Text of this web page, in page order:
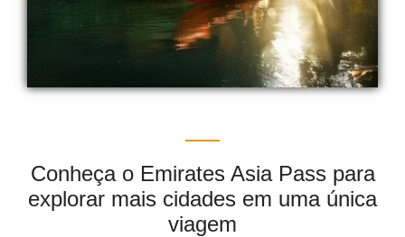
Conheça o Emirates Asia Pass para
explorar mais cidades em uma única
viagem